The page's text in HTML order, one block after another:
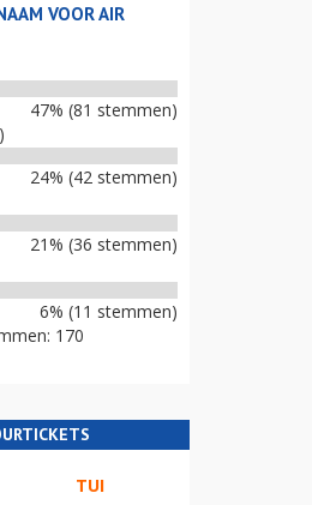
VOOR AIR
47% (81 stemmen)
24% (42 stemmen)
21% (36 stemmen)
6% (11 stemmen)
170
TUI